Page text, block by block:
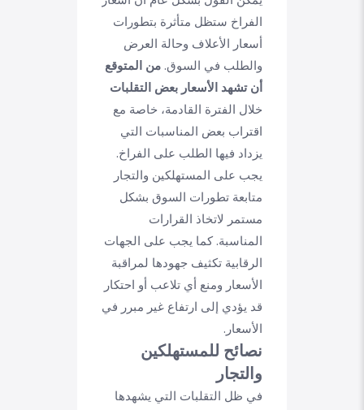
الفراخ ستظل متأثرة بتطورات
أسعار الأعلاف وحالة العرض
والطلب في السوق. من المتوقع
أن تشهد الأسعار بعض التقلبات
خلال الفترة القادمة، خاصة مع
اقتراب بعض المناسبات التي
يزداد فيها الطلب على الفراخ.
يجب على المستهلكين والتجار
متابعة تطورات السوق بشكل
مستمر لاتخاذ القرارات
المناسبة. كما يجب على الجهات
الرقابية تكثيف جهودها لمراقبة
الأسعار ومنع أي تلاعب أو احتكار
قد يؤدي إلى ارتفاع غير مبرر في
الأسعار.
نصائح للمستهلكين
والتجار
في ظل التقلبات التي يشهدها